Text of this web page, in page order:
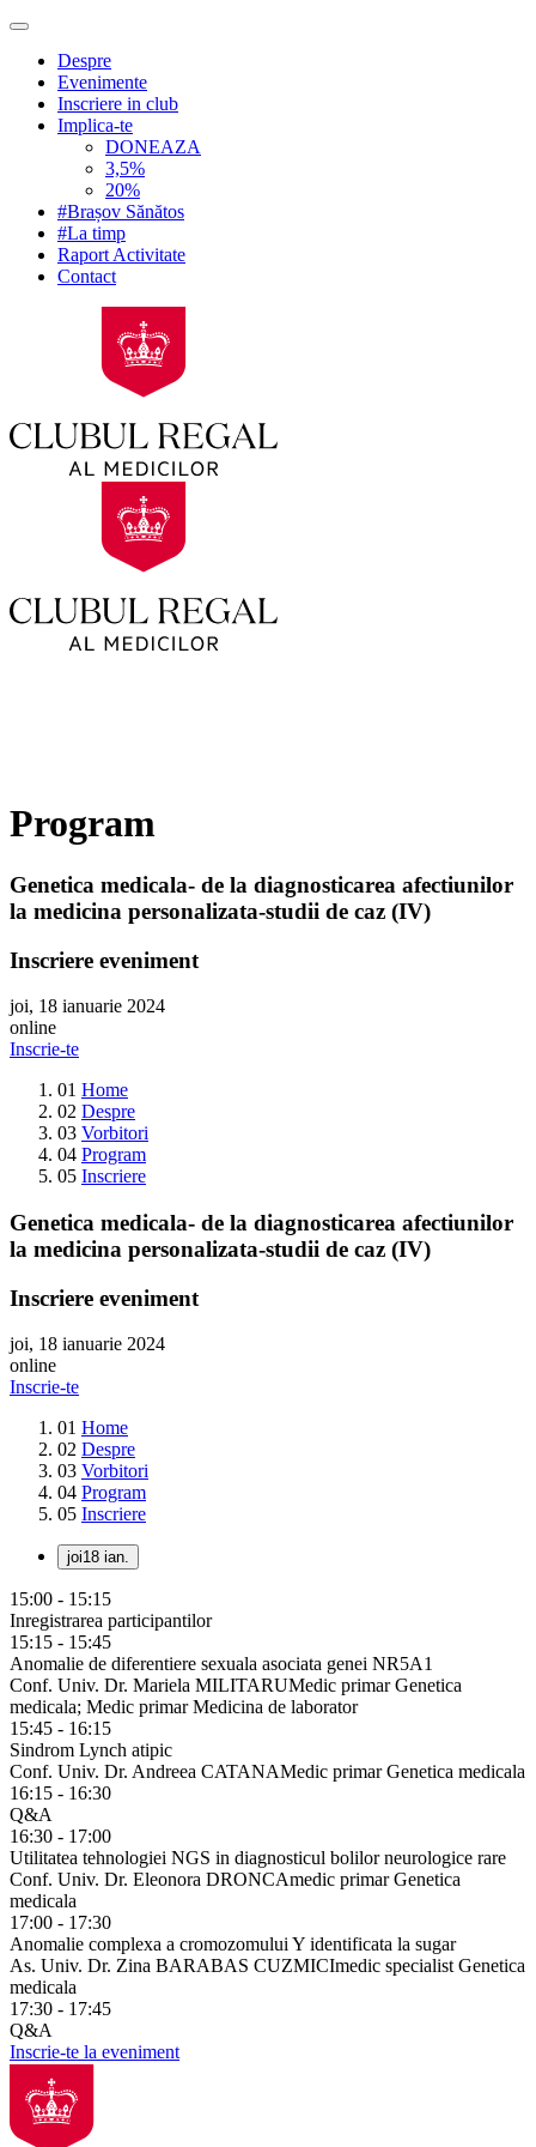
Despre
Evenimente
Inscriere in club
Implica-te
DONEAZA
3,5%
20%
#Brașov Sănătos
#La timp
Raport Activitate
Contact
Program
Genetica medicala- de la diagnosticarea afectiunilor
la medicina personalizata-studii de caz (IV)
Inscriere eveniment
joi, 18 ianuarie 2024
online
Inscrie-te
01 Home
02 Despre
03 Vorbitori
04 Program
05 Inscriere
Genetica medicala- de la diagnosticarea afectiunilor
la medicina personalizata-studii de caz (IV)
Inscriere eveniment
joi, 18 ianuarie 2024
online
Inscrie-te
01 Home
02 Despre
03 Vorbitori
04 Program
05 Inscriere
joi18 ian.
15:00 - 15:15
Inregistrarea participantilor
15:15 - 15:45
Anomalie de diferentiere sexuala asociata genei NR5A1
Conf. Univ. Dr. Mariela MILITARUMedic primar Genetica
medicala; Medic primar Medicina de laborator
15:45 - 16:15
Sindrom Lynch atipic
Conf. Univ. Dr. Andreea CATANAMedic primar Genetica medicala
16:15 - 16:30
Q&A
16:30 - 17:00
Utilitatea tehnologiei NGS in diagnosticul bolilor neurologice rare
Conf. Univ. Dr. Eleonora DRONCAmedic primar Genetica
medicala
17:00 - 17:30
Anomalie complexa a cromozomului Y identificata la sugar
As. Univ. Dr. Zina BARABAS CUZMICImedic specialist Genetica
medicala
17:30 - 17:45
Q&A
Inscrie-te la eveniment